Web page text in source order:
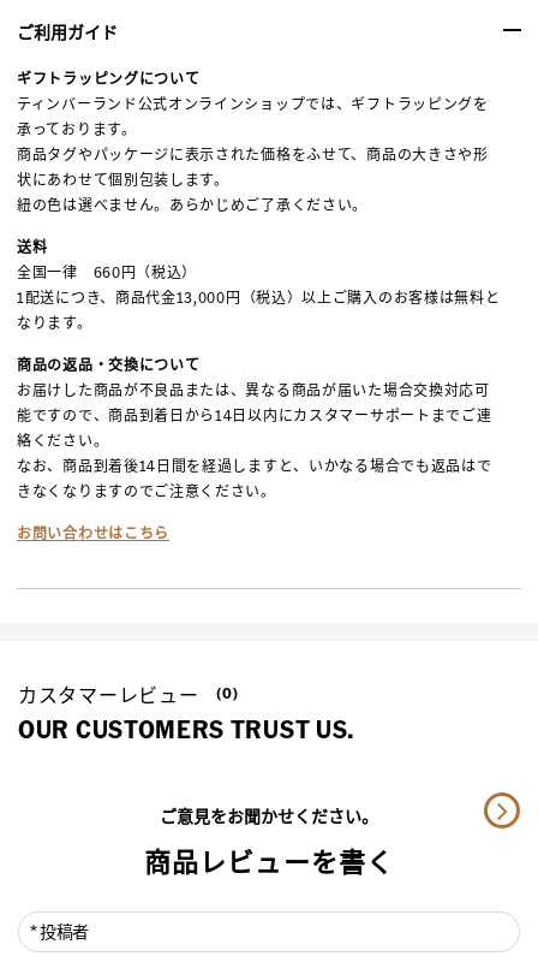
ご利用ガイド
ギフトラッピングについて
ティンバーランド公式オンラインショップでは、ギフトラッピングを
承っております。
商品タグやパッケージに表示された価格をふせて、商品の大きさや形
状にあわせて個別包装します。
紐の色は選べません。あらかじめご了承ください。
送料
全国一律 660円（税込）
1配送につき、商品代金13,000円（税込）以上ご購入のお客様は無料と
なります。
商品の返品・交換について
お届けした商品が不良品または、異なる商品が届いた場合交換対応可
能ですので、商品到着日から14日以内にカスタマーサポートまでご連
絡ください。
なお、商品到着後14日間を経過しますと、いかなる場合でも返品はで
きなくなりますのでご注意ください。
お問い合わせはこちら
カスタマーレビュー (0)
OUR CUSTOMERS TRUST US.
ご意見をお聞かせください。
商品レビューを書く
投稿者